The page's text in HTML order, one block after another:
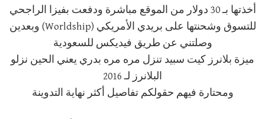
أخذتها بـ 30 دولار من الموقع مباشرة ودفعت بفيزا الراجحي
للتسوق وشحنتها على بريدي الأمريكي (Worldship) وبعدين
وصلتني عن طريق فيديكس للسعودية
ميزة بلانرز كيت سبيد تنزل مره مره بدري يعني الحين نزلو
البلانرز لـ 2016
ومحتارة فيهم حقولكم تفاصيل أكثر نهاية التدوينة